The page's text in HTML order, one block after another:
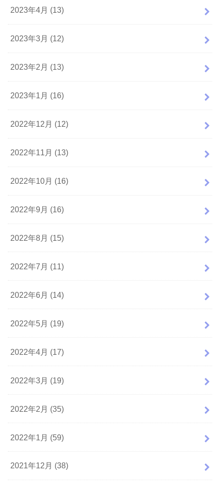
2023年4月 (13)
2023年3月 (12)
2023年2月 (13)
2023年1月 (16)
2022年12月 (12)
2022年11月 (13)
2022年10月 (16)
2022年9月 (16)
2022年8月 (15)
2022年7月 (11)
2022年6月 (14)
2022年5月 (19)
2022年4月 (17)
2022年3月 (19)
2022年2月 (35)
2022年1月 (59)
2021年12月 (38)